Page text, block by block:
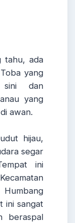
tahu, ada
yang
sini dan
yang
awan.
hijau,
segar
ini
ini sangat
beraspal